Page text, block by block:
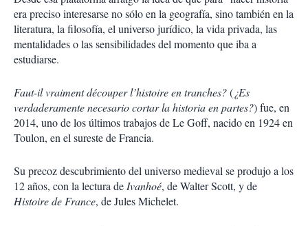
era preciso interesarse no sólo en la geografía, sino también en la
literatura, la filosofía, el universo jurídico, la vida privada, las
mentalidades o las sensibilidades del momento que iba a
estudiarse.
Faut-il vraiment découper l’histoire en tranches?(¿Es
verdaderamente necesario cortar la historia en partes?) fue, en
2014, uno de los últimos trabajos de Le Goff, nacido en 1924 en
Toulon, en el sureste de Francia.
Su precoz descubrimiento del universo medieval se produjo a los
12 años, con la lectura deIvanhoé, de Walter Scott, y de
Histoire de France, de Jules Michelet.